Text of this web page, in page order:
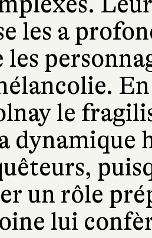
les a
les
le
dynamique
un rôle
lui